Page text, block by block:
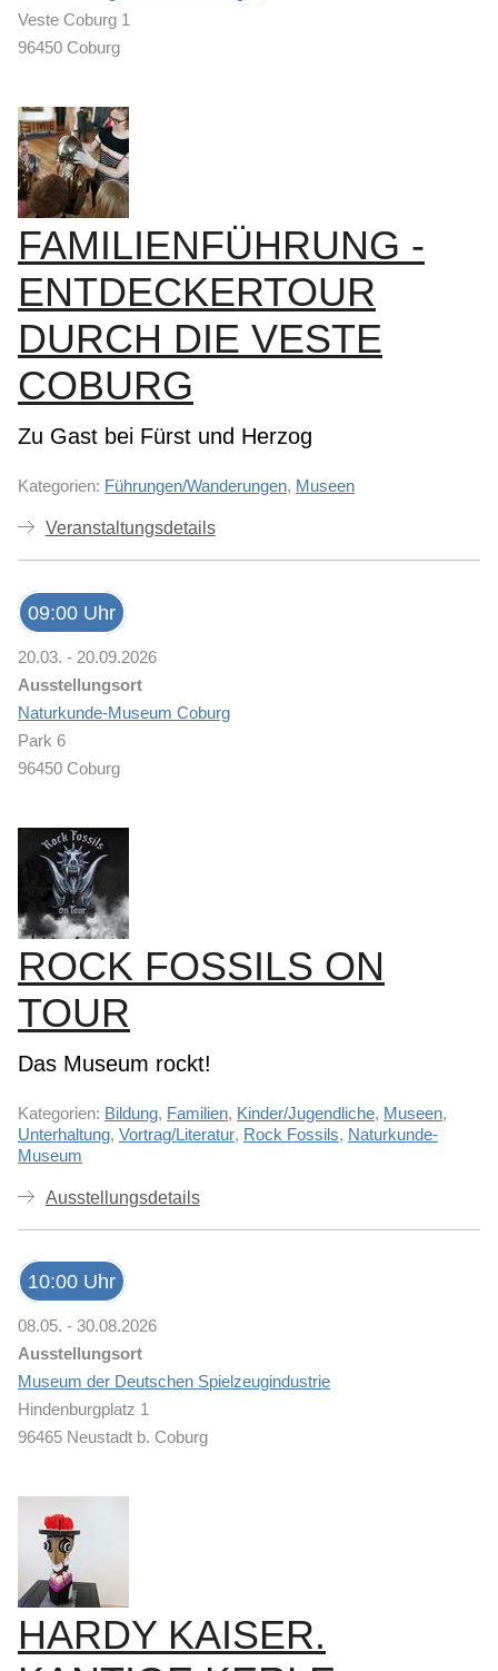
Veste Coburg 1
96450 Coburg
FAMILIENFÜHRUNG -
ENTDECKERTOUR
DURCH DIE VESTE
COBURG
Zu Gast bei Fürst und Herzog
Kategorien: Führungen/Wanderungen, Museen
Veranstaltungsdetails
09:00 Uhr
20.03. - 20.09.2026
Ausstellungsort
Naturkunde-Museum Coburg
Park 6
96450 Coburg
ROCK FOSSILS ON
TOUR
Das Museum rockt!
Kategorien: Bildung, Familien, Kinder/Jugendliche, Museen,
Unterhaltung, Vortrag/Literatur, Rock Fossils, Naturkunde-
Museum
Ausstellungsdetails
10:00 Uhr
08.05. - 30.08.2026
Ausstellungsort
Museum der Deutschen Spielzeugindustrie
Hindenburgplatz 1
96465 Neustadt b. Coburg
HARDY KAISER.